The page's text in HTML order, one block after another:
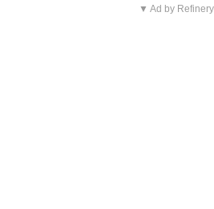
▼ Ad by